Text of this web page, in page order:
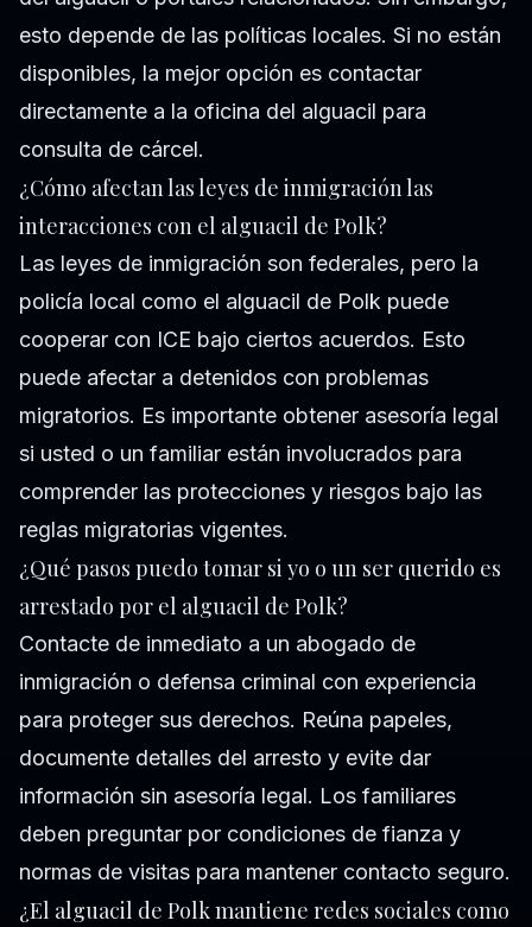
esto depende de las políticas locales. Si no están
disponibles, la mejor opción es contactar
directamente a la oficina del alguacil para
consulta de cárcel.
¿Cómo afectan las leyes de inmigración las
interacciones con el alguacil de Polk?
Las leyes de inmigración son federales, pero la
policía local como el alguacil de Polk puede
cooperar con ICE bajo ciertos acuerdos. Esto
puede afectar a detenidos con problemas
migratorios. Es importante obtener asesoría legal
si usted o un familiar están involucrados para
comprender las protecciones y riesgos bajo las
reglas migratorias vigentes.
¿Qué pasos puedo tomar si yo o un ser querido es
arrestado por el alguacil de Polk?
Contacte de inmediato a un abogado de
inmigración o defensa criminal con experiencia
para proteger sus derechos. Reúna papeles,
documente detalles del arresto y evite dar
información sin asesoría legal. Los familiares
deben preguntar por condiciones de fianza y
normas de visitas para mantener contacto seguro.
¿El alguacil de Polk mantiene redes sociales como